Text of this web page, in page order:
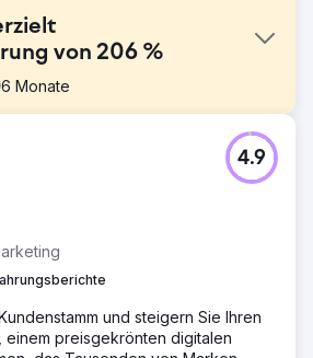
von 206 %
6 Monate
ist von Natur aus
und befindet sich in einem Luxus-
mit potenziellen Leads und
treten. Durch die Zusammenarbeit
JR Jewelers, besser zu
Conversion-Rate
war.
4.9
und steigern Sie Ihren
einem preisgekrönten digitalen